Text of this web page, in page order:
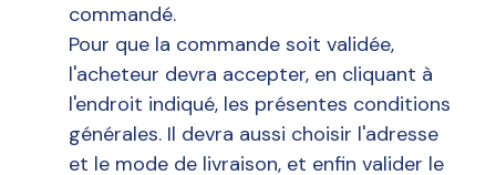
commandé.
Pour que la commande soit validée,
l'acheteur devra accepter, en cliquant à
l'endroit indiqué, les présentes conditions
générales. Il devra aussi choisir l'adresse
et le mode de livraison, et enfin valider le